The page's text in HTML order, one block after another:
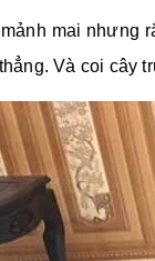
mai nhưng
Và coi cây